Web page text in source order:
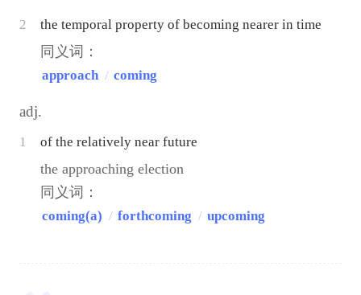
2 the temporal property of becoming nearer in time
同义词：
approach / coming
adj.
1 of the relatively near future
the approaching election
同义词：
coming(a) / forthcoming / upcoming